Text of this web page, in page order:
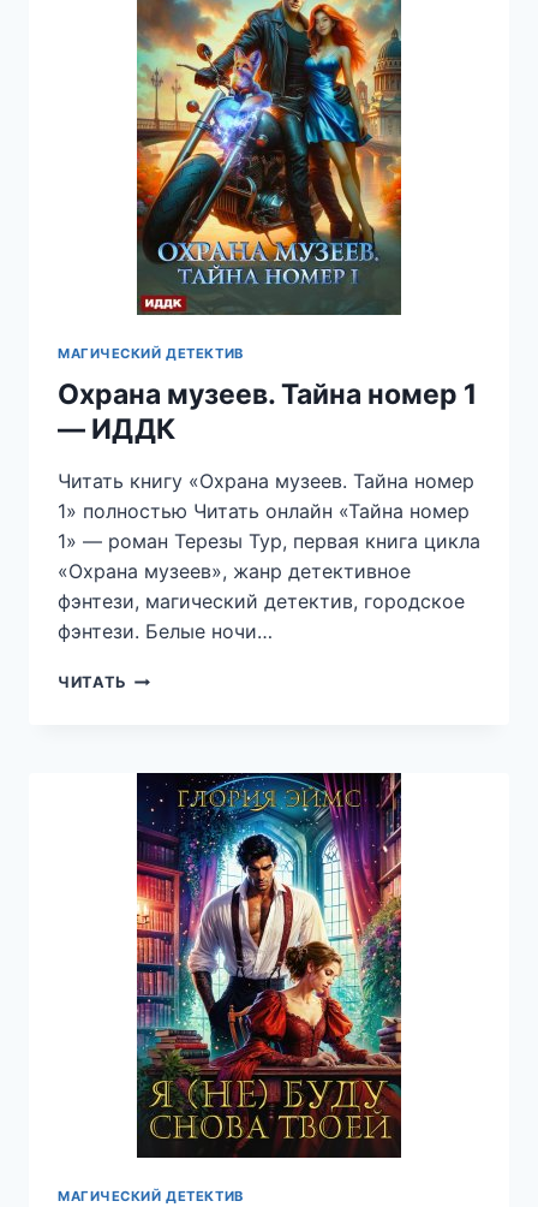
МАГИЧЕСКИЙ ДЕТЕКТИВ
Охрана музеев. Тайна номер 1
— ИДДК
Читать книгу «Охрана музеев. Тайна номер
1» полностью Читать онлайн «Тайна номер
1» — роман Терезы Тур, первая книга цикла
«Охрана музеев», жанр детективное
фэнтези, магический детектив, городское
фэнтези. Белые ночи…
ЧИТАТЬ ОХРАНА
ИДДК
МАГИЧЕСКИЙ ДЕТЕКТИВ